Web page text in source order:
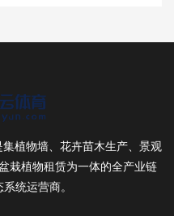
植物墙、花卉苗木生产、景观
栽植物租赁为一体的全产业链
统运营商。